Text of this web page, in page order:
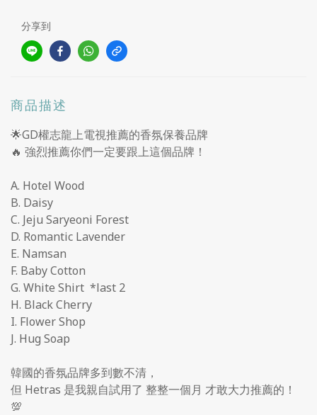
分享到
商品描述
🌟GD權志龍上電視推薦的香氛保養品牌
🔥 強烈推薦你們一定要跟上這個品牌！
A. Hotel Wood
B. Daisy
C. Jeju Saryeoni Forest
D. Romantic Lavender
E. Namsan
F. Baby Cotton
G. White Shirt *last 2
H. Black Cherry
I. Flower Shop
J. Hug Soap
韓國的香氛品牌多到數不清，
但 Hetras 是我親自試用了 整整一個月 才敢大力推薦的！
💯